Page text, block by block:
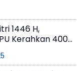
1446 H,
Kerahkan 400